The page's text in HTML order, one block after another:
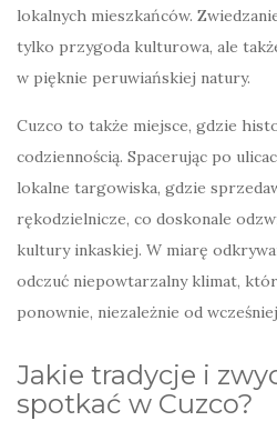
lokalnych mieszkańców.
tylko przygoda kulturowa, ale
w pięknie peruwiańskiej natury.
Cuzco to także miejsce, gdzie
codziennością. Spacerując po
lokalne targowiska, gdzie
rękodzielnicze, co doskonale
kultury inkaskiej. W miarę
odczuć niepowtarzalny klimat,
ponownie, niezależnie od
Jakie tradycje i
spotkać w Cuzco?